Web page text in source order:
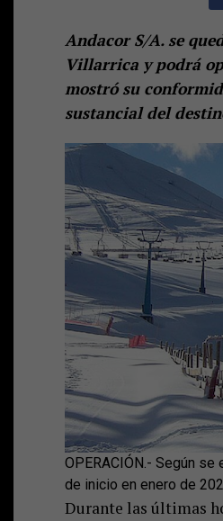
Andacor S/A. se
Villarrica y podrá
mostró su
sustancial del
OPERACIÓN.- Según
de inicio en enero de
Durante las últimas